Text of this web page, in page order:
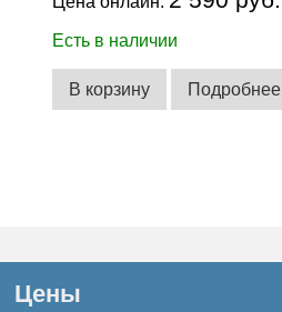
Есть в наличии
В корзину Подробнее
Цены